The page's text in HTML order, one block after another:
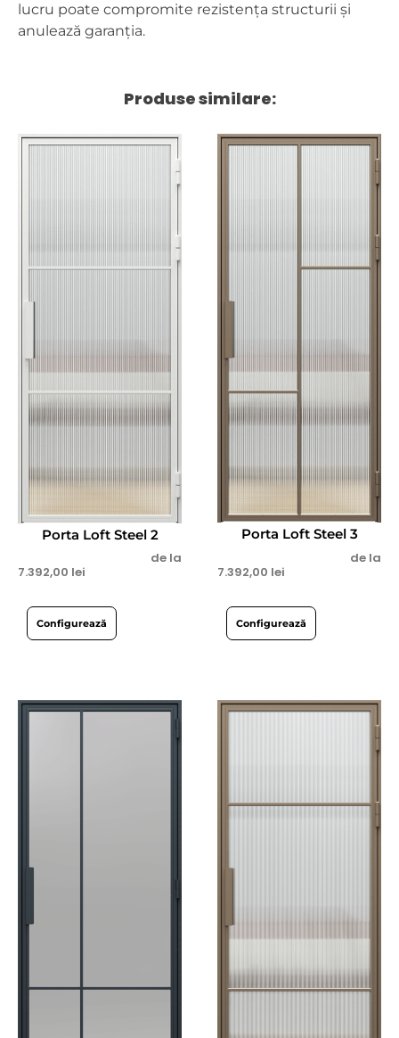
lucru poate compromite rezistența structurii și
anulează garanția.
Produse similare:
Porta Loft Steel 2
de la
7.392,00 lei
Configurează
Porta Loft Steel 3
de la
7.392,00 lei
Configurează